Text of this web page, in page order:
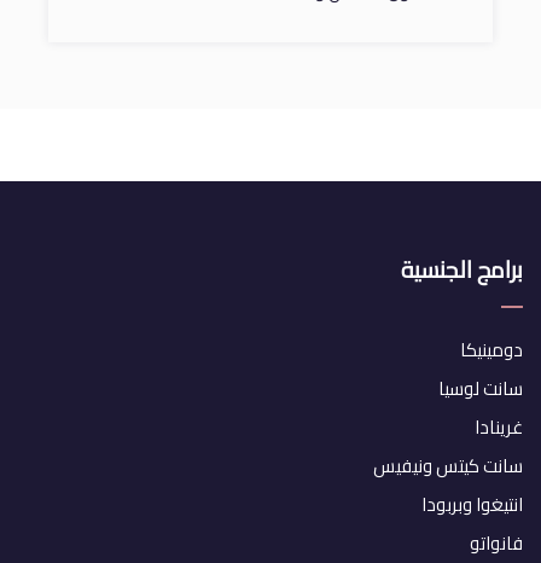
برامج الجنسية
دومينيكا
سانت لوسيا
غرينادا
سانت كيتس ونيفيس
انتيغوا وبربودا
فانواتو